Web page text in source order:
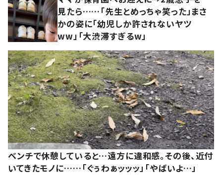
見たら……「先生とめっちゃ笑った」まさ
かの姿に「幼児しか許されないヤツ
ww」「大渋滞すぎるw」
ベンチで休憩していると…遠方に違和感。その後、近付
いてきたモノに……「ぐぅわぁッッッ」「やばいよ…」